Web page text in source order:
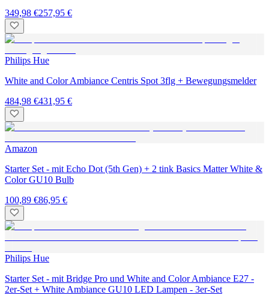
349,98 €257,95 €
Philips Hue
White and Color Ambiance Centris Spot 3flg + Bewegungsmelder
484,98 €431,95 €
Amazon
Starter Set - mit Echo Dot (5th Gen) + 2 tink Basics Matter White &
Color GU10 Bulb
100,89 €86,95 €
Philips Hue
Starter Set - mit Bridge Pro und White and Color Ambiance E27 -
2er-Set + White Ambiance GU10 LED Lampen - 3er-Set